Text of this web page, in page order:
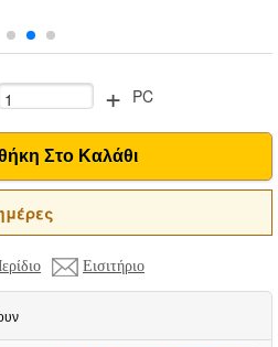
+ PC
Στο Καλάθι
Εισιτήριο